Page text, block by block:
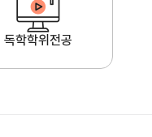
독학학위전공